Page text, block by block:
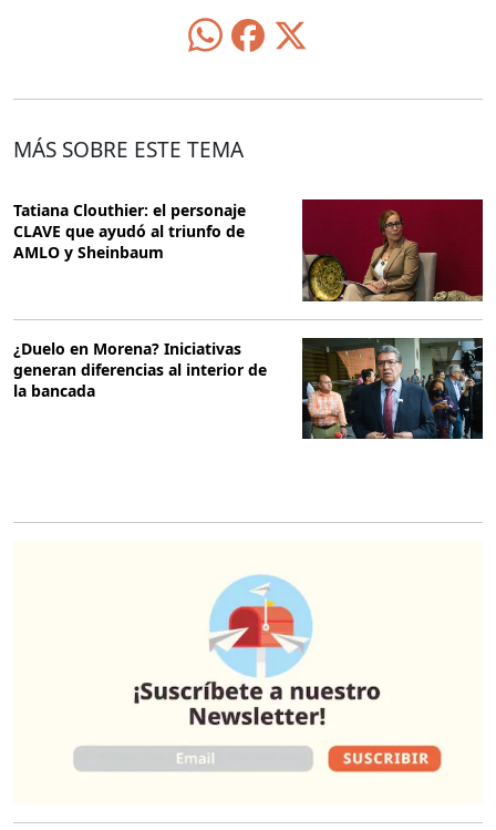
MÁS SOBRE ESTE TEMA
Tatiana Clouthier: el personaje
CLAVE que ayudó al triunfo de
AMLO y Sheinbaum
¿Duelo en Morena? Iniciativas
generan diferencias al interior de
la bancada